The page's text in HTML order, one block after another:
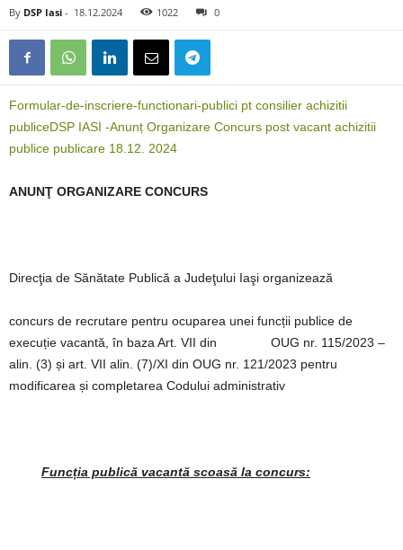
By DSP Iasi - 18.12.2024 1022 0
Formular-de-inscriere-functionari-publici pt consilier achizitii
publiceDSP IASI -Anunț Organizare Concurs post vacant achizitii
publice publicare 18.12. 2024
ANUNŢ ORGANIZARE CONCURS
Direcţia de Sănătate Publică a Judeţului Iaşi organizează
concurs de recrutare pentru ocuparea unei funcții publice de
execuție vacantă, în baza Art. VII din OUG nr. 115/2023 –
alin. (3) și art. VII alin. (7)/XI din OUG nr. 121/2023 pentru
modificarea și completarea Codului administrativ
Funcția publică vacantă scoasă la concurs: